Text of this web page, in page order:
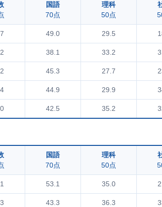
国語
70点
理科
50点
49.0 29.5
38.1 33.2
45.3 27.7
44.9 29.9
42.5 35.2
国語
70点
理科
50点
53.1 35.0
43.3 36.3